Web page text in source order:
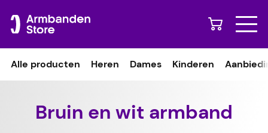
Alle producten Heren Dames Kinderen
Bruin en wit armband